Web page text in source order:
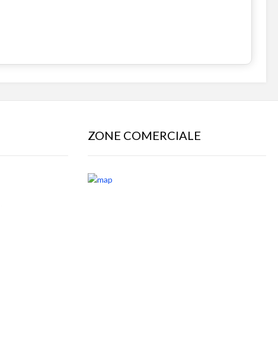
ZONE COMERCIALE